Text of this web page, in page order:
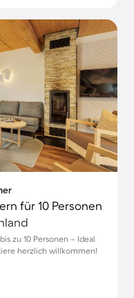
für 10 Personen
zu 10 Personen – Ideal
herzlich willkommen!